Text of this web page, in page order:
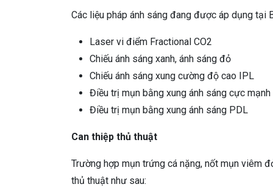
Các liệu pháp ánh sáng đang được áp dụng tại
Laser vi điểm Fractional CO2
Chiếu ánh sáng xanh, ánh sáng đỏ
Chiếu ánh sáng xung cường độ cao IPL
Điều trị mụn bằng xung ánh sáng cực mạnh
Điều trị mụn bằng xung ánh sáng PDL
Can thiệp thủ thuật
Trường hợp mụn trứng cá nặng, nốt mụn viêm
thủ thuật như sau: